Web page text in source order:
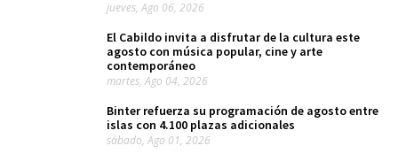
jueves, Ago 06, 2026
El Cabildo invita a disfrutar de la cultura este
agosto con música popular, cine y arte
contemporáneo
martes, Ago 04, 2026
Binter refuerza su programación de agosto entre
islas con 4.100 plazas adicionales
sábado, Ago 01, 2026